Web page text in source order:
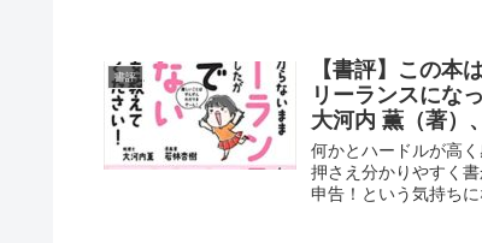
書評
【書評】この本
リーランスにな
大河内 薫（著）
何かとハードルが高
押さえ分かりやすく
申告！という気持ち